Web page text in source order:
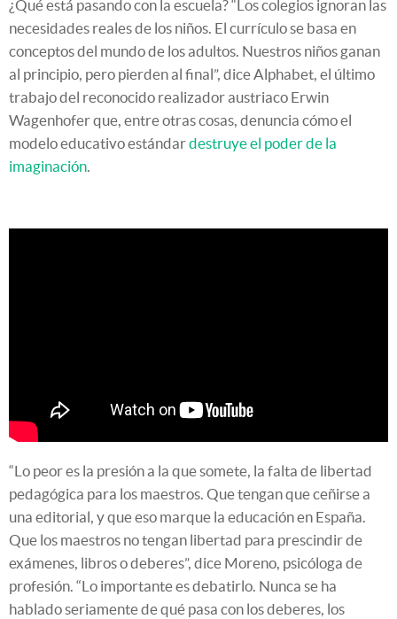
¿Qué está pasando con la escuela? “Los colegios ignoran las
necesidades reales de los niños. El currículo se basa en
conceptos del mundo de los adultos. Nuestros niños ganan
al principio, pero pierden al final”, dice Alphabet, el último
trabajo del reconocido realizador austriaco Erwin
Wagenhofer que, entre otras cosas, denuncia cómo el
modelo educativo estándardestruye el poder de la
imaginación.
“Lo peor es la presión a la que somete, la falta de libertad
pedagógica para los maestros. Que tengan que ceñirse a
una editorial, y que eso marque la educación en España.
Que los maestros no tengan libertad para prescindir de
exámenes, libros o deberes”, dice Moreno, psicóloga de
profesión. “Lo importante es debatirlo. Nunca se ha
hablado seriamente de qué pasa con los deberes, los